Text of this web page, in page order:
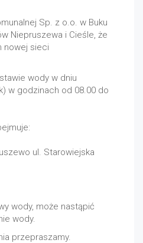
Sp. z o.o. w Buku
Niepruszewa i Cieśle, że
nowej sieci
wody w dniu
w godzinach od 08.00 do
ul. Starowiejska
wody, może nastąpić
wody.
przepraszamy.